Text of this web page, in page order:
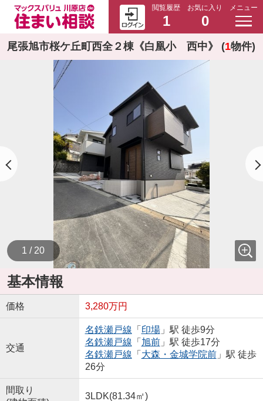
閲覧履歴
1
お気に入り
0
メニュー
尾張旭市桜ケ丘町西全２棟《白凰小 西中》 (1物件)
1 / 20
基本情報
価格 3,280万円
交通
名鉄瀬戸線 「 印場」駅 徒歩9分
名鉄瀬戸線 「 旭前」駅 徒歩17分
名鉄瀬戸線 「 大森・金城学院前」駅 徒歩
26分
間取り
3LDK(81.34㎡)